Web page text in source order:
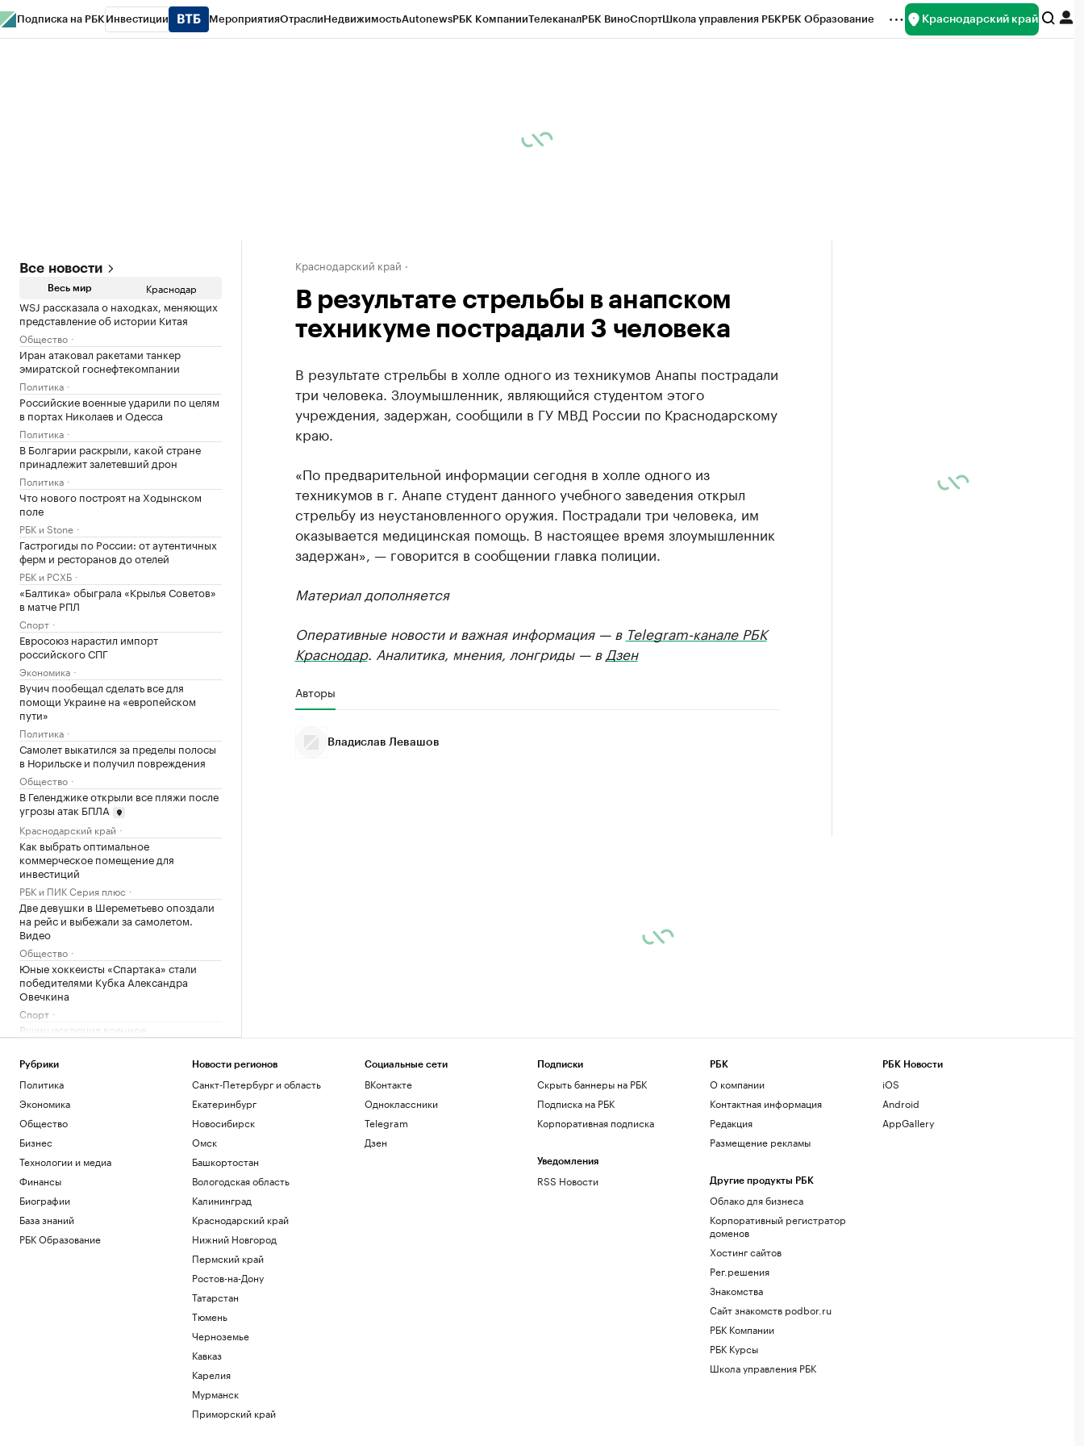
Подписка на РБК Инвестиции МероприятияОтраслиНедвижимостьAutonewsРБК КомпанииТелеканалРБК ВиноСпортШкола управления РБКРБК Образование Краснодарский край
Все новости
Весь мир Краснодар
WSJ рассказала о находках, меняющих
представление об истории Китая
Общество
Иран атаковал ракетами танкер
эмиратской госнефтекомпании
Политика
Российские военные ударили по целям
в портах Николаев и Одесса
Политика
В Болгарии раскрыли, какой стране
принадлежит залетевший дрон
Политика
Что нового построят на Ходынском
поле
РБК и Stone
Гастрогиды по России: от аутентичных
ферм и ресторанов до отелей
РБК и РСХБ
«Балтика» обыграла «Крылья Советов»
в матче РПЛ
Спорт
Евросоюз нарастил импорт
российского СПГ
Экономика
Вучич пообещал сделать все для
помощи Украине на «европейском
пути»
Политика
Самолет выкатился за пределы полосы
в Норильске и получил повреждения
Общество
В Геленджике открыли все пляжи после
угрозы атак БПЛА
Краснодарский край
Как выбрать оптимальное
коммерческое помещение для
инвестиций
РБК и ПИК Серия плюс
Две девушки в Шереметьево опоздали
на рейс и выбежали за самолетом.
Видео
Общество
Юные хоккеисты «Спартака» стали
победителями Кубка Александра
Овечкина
Спорт
Вучич исключил военное
сотрудничество с Украиной
Политика
регионы России. Главное к 8 августа
Политика
С начала суток ПВО сбила почти 20
дронов, летевших на Москву
Политика
Зеленский сообщил о договоренности
с США по ракетам Patriot
Политика
Умер первый тренер шестикратного
олимпийского чемпиона гимнаста
Щербо
История биржевой торговли в России
Краснодарский край
В результате стрельбы в анапском
техникуме пострадали 3 человека
В результате стрельбы в холле одного из техникумов Анапы пострадали
три человека. Злоумышленник, являющийся студентом этого
учреждения, задержан, сообщили в ГУ МВД России по Краснодарскому
краю.
«По предварительной информации сегодня в холле одного из
техникумов в г. Анапе студент данного учебного заведения открыл
стрельбу из неустановленного оружия. Пострадали три человека, им
оказывается медицинская помощь. В настоящее время злоумышленник
задержан», — говорится в сообщении главка полиции.
Материал дополняется
Оперативные новости и важная информация — в Telegram-канале РБК
Краснодар. Аналитика, мнения, лонгриды — в Дзен
Авторы
Владислав Левашов
Рубрики
Политика
Экономика
Общество
Бизнес
Технологии и медиа
Финансы
Биографии
База знаний
РБК Образование
Новости регионов
Санкт-Петербург и область
Екатеринбург
Новосибирск
Омск
Башкортостан
Вологодская область
Калининград
Краснодарский край
Нижний Новгород
Пермский край
Ростов-на-Дону
Татарстан
Тюмень
Черноземье
Кавказ
Карелия
Мурманск
Приморский край
Социальные сети
ВКонтакте
Одноклассники
Telegram
Дзен
Подписки
Скрыть баннеры на РБК
Подписка на РБК
Корпоративная подписка
Уведомления
RSS Новости
РБК
О компании
Контактная информация
Редакция
Размещение рекламы
Другие продукты РБК
Облако для бизнеса
Корпоративный регистратор
доменов
Хостинг сайтов
Рег.решения
Знакомства
Сайт знакомств podbor.ru
РБК Компании
РБК Курсы
Школа управления РБК
РБК Новости
iOS
Android
AppGallery